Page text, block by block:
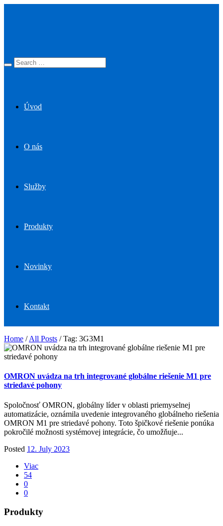
Úvod
O nás
Služby
Produkty
Novinky
Kontakt
Home /All Posts /Tag: 3G3M1
OMRON uvádza na trh integrované globálne riešenie M1 pre
striedavé pohony
Spoločnosť OMRON, globálny líder v oblasti priemyselnej
automatizácie, oznámila uvedenie integrovaného globálneho riešenia
OMRON M1 pre striedavé pohony. Toto špičkové riešenie ponúka
pokročilé možnosti systémovej integrácie, čo umožňuje...
Posted 12. July 2023
Viac
54
0
0
Produkty